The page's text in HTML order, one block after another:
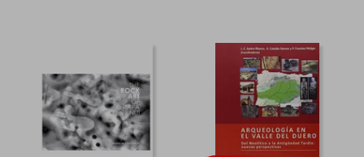
23,75 € dcto.